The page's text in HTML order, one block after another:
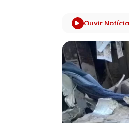
Ouvir Notícia